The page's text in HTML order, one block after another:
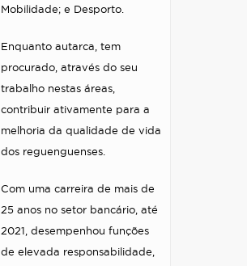
Mobilidade; e Desporto.
Enquanto autarca, tem
procurado, através do seu
trabalho nestas áreas,
contribuir ativamente para a
melhoria da qualidade de vida
dos reguenguenses.
Com uma carreira de mais de
25 anos no setor bancário, até
2021, desempenhou funções
de elevada responsabilidade,